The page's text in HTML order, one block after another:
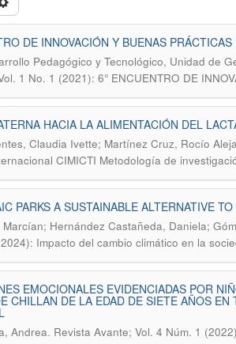
DE INNOVACIÓN Y BUENAS
Pedagógico y Tecnológico, Unidad de
1 No. 1 (2021): 6° ENCUENTRO DE
HACIA LA ALIMENTACIÓN DEL
Claudia Ivette; Martínez Cruz, Rocío
CIMICTI Metodología de
PARKS A SUSTAINABLE ALTERNATIVE
Hernández Castañeda, Daniela;
Impacto del cambio climático en la
EMOCIONALES EVIDENCIADAS POR
CHILLAN DE LA EDAD DE SIETE AÑOS
Andrea. Revista Avante; Vol. 4 Núm. 1